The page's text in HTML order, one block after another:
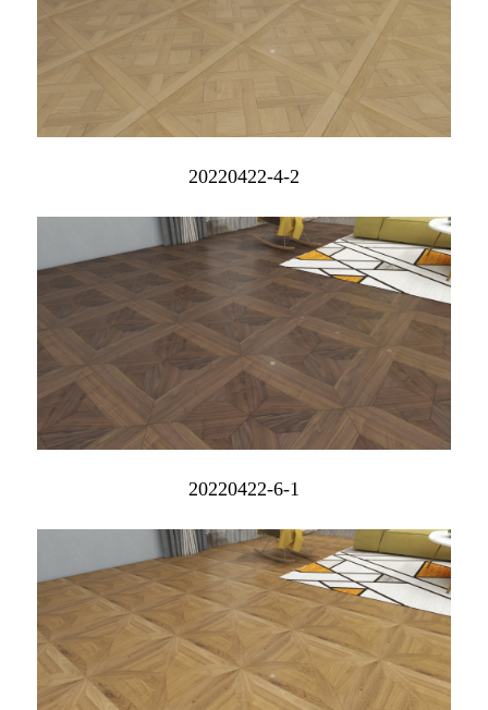
20220422-4-2
20220422-6-1